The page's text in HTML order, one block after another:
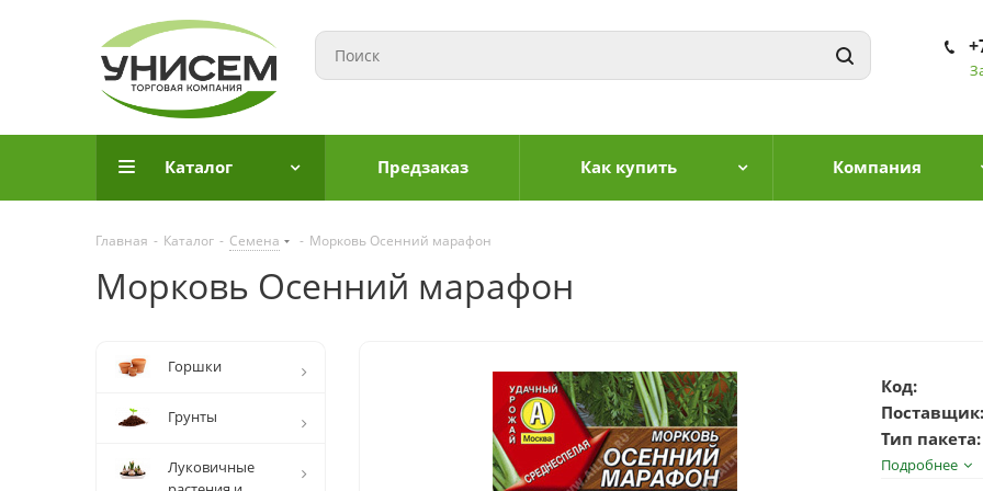
Каталог Предзаказ Как купить Компания
Главная - Каталог - Семена - Морковь Осенний марафон
Морковь Осенний марафон
Код:
Поставщик:
Тип пакета:
Подробнее
Горшки
Грунты
Луковичные